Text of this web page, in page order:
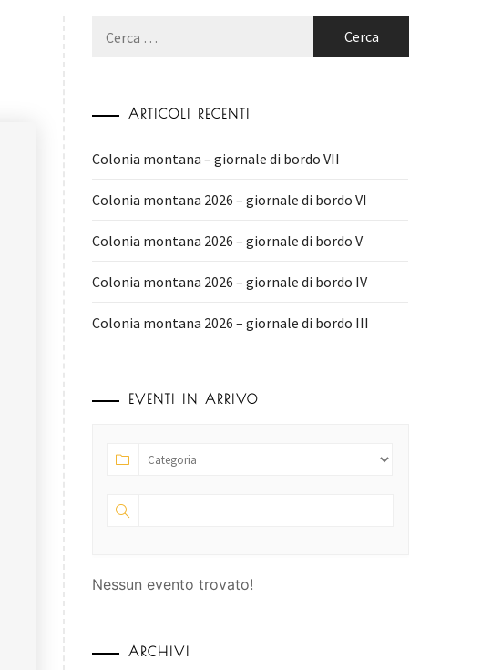
per:
ARTICOLI RECENTI
Colonia montana – giornale di bordo VII
Colonia montana 2026 – giornale di bordo VI
Colonia montana 2026 – giornale di bordo V
Colonia montana 2026 – giornale di bordo IV
Colonia montana 2026 – giornale di bordo III
EVENTI IN ARRIVO
Nessun evento trovato!
ARCHIVI